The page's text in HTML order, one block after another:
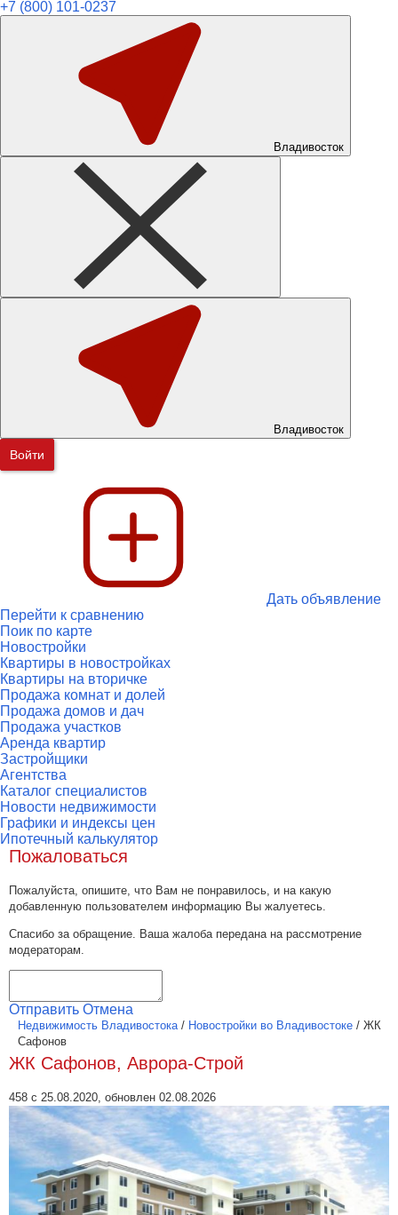
+7 (800) 101-0237
Владивосток
Владивосток
Войти
Дать объявление
Перейти к сравнению
Поик по карте
Новостройки
Квартиры в новостройках
Квартиры на вторичке
Продажа комнат и долей
Продажа домов и дач
Продажа участков
Аренда квартир
Застройщики
Агентства
Каталог специалистов
Новости недвижимости
Графики и индексы цен
Ипотечный калькулятор
Пожаловаться
Пожалуйста, опишите, что Вам не понравилось, и на какую
добавленную пользователем информацию Вы жалуетесь.
Спасибо за обращение. Ваша жалоба передана на рассмотрение
модераторам.
Отправить Отмена
Недвижимость Владивостока/ Новостройки во Владивостоке / ЖК
Сафонов
ЖК Сафонов, Аврора-Строй
458 с 25.08.2020, обновлен 02.08.2026